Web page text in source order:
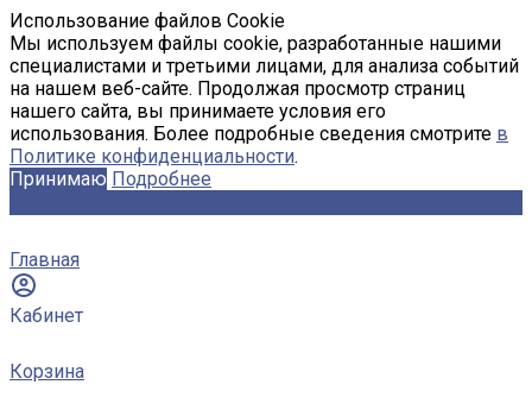
Использование файлов Cookie
Мы используем файлы cookie, разработанные нашими
специалистами и третьими лицами, для анализа событий
на нашем веб-сайте. Продолжая просмотр страниц
нашего сайта, вы принимаете условия его
использования. Более подробные сведения смотрите в
Политике конфиденциальности.
Принимаю Подробнее
Главная
Кабинет
Корзина